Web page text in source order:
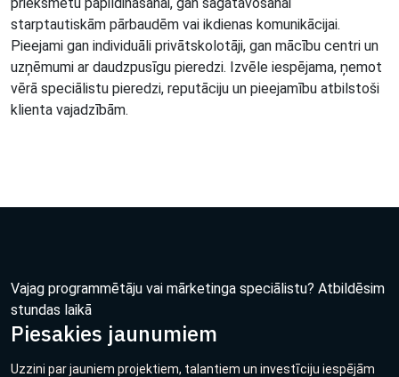
starptautiskām pārbaudēm vai ikdienas komunikācijai.
Pieejami gan individuāli privātskolotāji, gan mācību centri un
uzņēmumi ar daudzpusīgu pieredzi. Izvēle iespējama, ņemot
vērā speciālistu pieredzi, reputāciju un pieejamību atbilstoši
klienta vajadzībām.
Vajag programmētāju vai mārketinga speciālistu? Atbildēsim
stundas laikā
Piesakies jaunumiem
Uzzini par jauniem projektiem, talantiem un investīciju iespējām